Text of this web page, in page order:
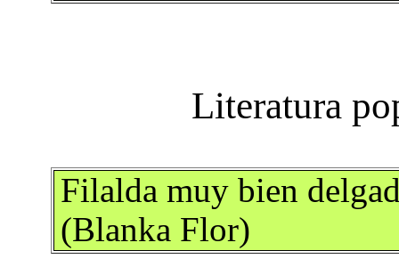
Filalda muy bien
(Blanka Flor)